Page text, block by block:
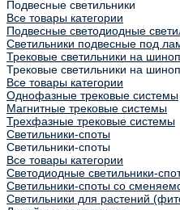
Подвесные светильники
Все товары категории
Подвесные светодиодные
Светильники подвесные под
Трековые светильники на
Трековые светильники на
Все товары категории
Однофазные трековые системы
Магнитные трековые системы
Трехфазные трековые системы
Светильники-споты
Светильники-споты
Все товары категории
Светодиодные светильники-
Светильники-споты со
Светильники для растений